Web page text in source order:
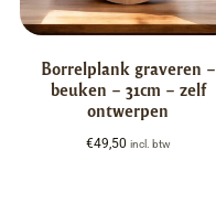
Borrelplank graveren –
beuken – 31cm – zelf
ontwerpen
€49,50 incl. btw